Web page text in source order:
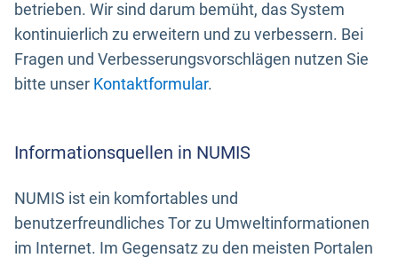
betrieben. Wir sind darum bemüht, das System
kontinuierlich zu erweitern und zu verbessern. Bei
Fragen und Verbesserungsvorschlägen nutzen Sie
bitte unser Kontaktformular.
Informationsquellen in NUMIS
NUMIS ist ein komfortables und
benutzerfreundliches Tor zu Umweltinformationen
im Internet. Im Gegensatz zu den meisten Portalen